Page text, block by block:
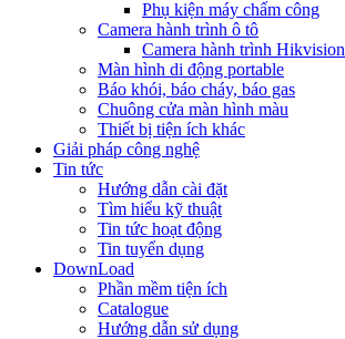
Phụ kiện máy chấm công
Camera hành trình ô tô
Camera hành trình Hikvision
Màn hình di động portable
Báo khói, báo cháy, báo gas
Chuông cửa màn hình màu
Thiết bị tiện ích khác
Giải pháp công nghệ
Tin tức
Hướng dẫn cài đặt
Tìm hiểu kỹ thuật
Tin tức hoạt động
Tin tuyển dụng
DownLoad
Phần mềm tiện ích
Catalogue
Hướng dẫn sử dụng